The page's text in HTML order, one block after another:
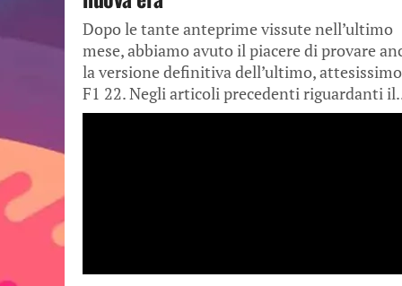
Dopo le tante anteprime vissute nell’ultimo
mese, abbiamo avuto il piacere di provare
la versione definitiva dell’ultimo,
F1 22. Negli articoli precedenti riguardanti